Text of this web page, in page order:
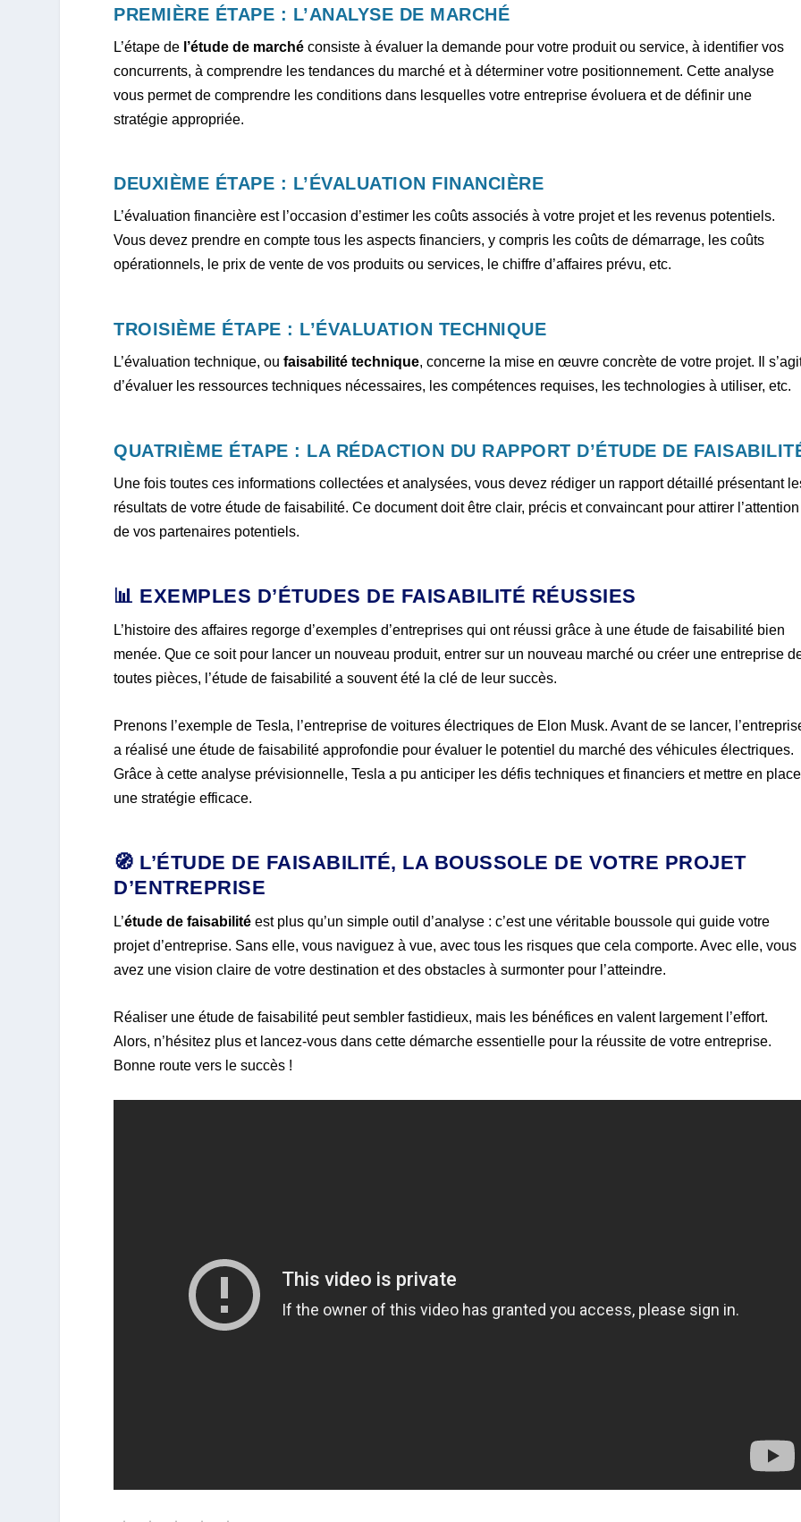
PREMIÈRE ÉTAPE : L’ANALYSE DE MARCHÉ
L’étape de l’étude de marché consiste à évaluer la demande pour votre produit ou service, à identifier vos
concurrents, à comprendre les tendances du marché et à déterminer votre positionnement. Cette analyse
vous permet de comprendre les conditions dans lesquelles votre entreprise évoluera et de définir une
stratégie appropriée.
DEUXIÈME ÉTAPE : L’ÉVALUATION FINANCIÈRE
L’évaluation financière est l’occasion d’estimer les coûts associés à votre projet et les revenus potentiels.
Vous devez prendre en compte tous les aspects financiers, y compris les coûts de démarrage, les coûts
opérationnels, le prix de vente de vos produits ou services, le chiffre d’affaires prévu, etc.
TROISIÈME ÉTAPE : L’ÉVALUATION TECHNIQUE
L’évaluation technique, oufaisabilité technique, concerne la mise en œuvre concrète de votre projet. Il
d’évaluer les ressources techniques nécessaires, les compétences requises, les technologies à utiliser, etc.
QUATRIÈME ÉTAPE : LA RÉDACTION DU RAPPORT D’ÉTUDE DE
Une fois toutes ces informations collectées et analysées, vous devez rédiger un rapport détaillé présentant
résultats de votre étude de faisabilité. Ce document doit être clair, précis et convaincant pour attirer l’attention
de vos partenaires potentiels.
📊 EXEMPLES D’ÉTUDES DE FAISABILITÉ RÉUSSIES
L’histoire des affaires regorge d’exemples d’entreprises qui ont réussi grâce à une étude de faisabilité bien
menée. Que ce soit pour lancer un nouveau produit, entrer sur un nouveau marché ou créer une entreprise
toutes pièces, l’étude de faisabilité a souvent été la clé de leur succès.
Prenons l’exemple de Tesla, l’entreprise de voitures électriques de Elon Musk. Avant de se lancer,
a réalisé une étude de faisabilité approfondie pour évaluer le potentiel du marché des véhicules électriques.
Grâce à cette analyse prévisionnelle, Tesla a pu anticiper les défis techniques et financiers et mettre en place
une stratégie efficace.
🧭 L’ÉTUDE DE FAISABILITÉ, LA BOUSSOLE DE VOTRE PROJET
D’ENTREPRISE
L’étude de faisabilité est plus qu’un simple outil d’analyse : c’est une véritable boussole qui guide votre
projet d’entreprise. Sans elle, vous naviguez à vue, avec tous les risques que cela comporte. Avec elle, vous
avez une vision claire de votre destination et des obstacles à surmonter pour l’atteindre.
Réaliser une étude de faisabilité peut sembler fastidieux, mais les bénéfices en valent largement l’effort.
Alors, n’hésitez plus et lancez-vous dans cette démarche essentielle pour la réussite de votre entreprise.
Bonne route vers le succès !